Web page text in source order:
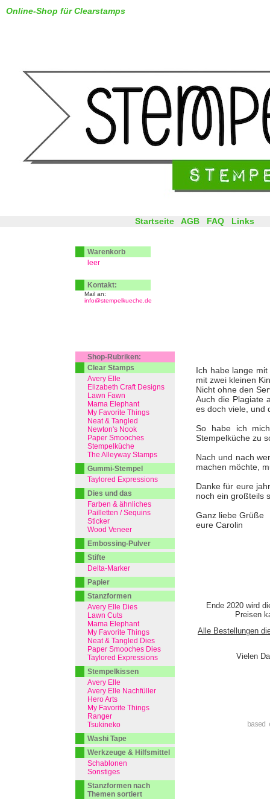
Online-Shop für Clearstamps
Ich habe lange
mit zwei kleinen
Nicht ohne den
Auch die Plagiate
es doch viele, und
So habe ich
Stempelküche zu
Nach und nach
machen möchte,
Danke für eure
noch ein großteils
Ganz liebe Grüße
eure Carolin
Ende 2020 wird
Preisen
Alle Bestellungen
Vielen
Startseite AGB FAQ Links
Warenkorb
leer
Kontakt:
Mail an:
info@stempelkueche.de
Shop-Rubriken:
Clear Stamps
Avery Elle
Elizabeth Craft Designs
Lawn Fawn
Mama Elephant
My Favorite Things
Neat & Tangled
Newton's Nook
Paper Smooches
Stempelküche
The Alleyway Stamps
Gummi-Stempel
Taylored Expressions
Dies und das
Farben & ähnliches
Pailletten / Sequins
Sticker
Wood Veneer
Embossing-Pulver
Stifte
Delta-Marker
Papier
Stanzformen
Avery Elle Dies
Lawn Cuts
Mama Elephant
My Favorite Things
Neat & Tangled Dies
Paper Smooches Dies
Taylored Expressions
Stempelkissen
Avery Elle
Avery Elle Nachfüller
Hero Arts
My Favorite Things
Ranger
Tsukineko
Washi Tape
Werkzeuge & Hilfsmittel
Schablonen
Sonstiges
Stanzformen nach
Themen sortiert